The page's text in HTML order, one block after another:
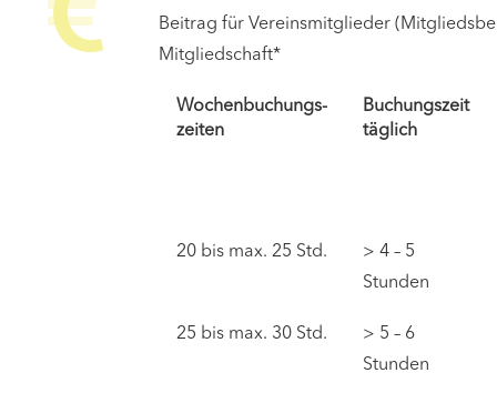
Beitrag für Vereinsmitglieder
Mitgliedschaft*
Wochenbuchungs-
zeiten
Buchungszeit
täglich
20 bis max. 25 Std.
> 4 – 5
Stunden
25 bis max. 30 Std.
> 5 – 6
Stunden